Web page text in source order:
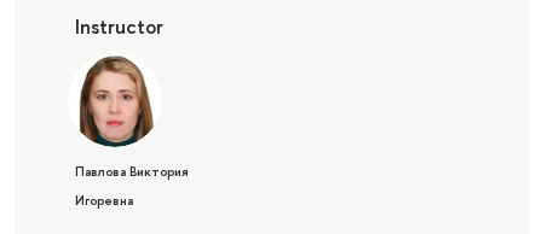
Instructor
Павлова Виктория
Игоревна